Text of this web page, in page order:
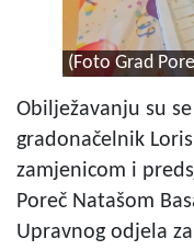
(Foto Grad
Obilježavanju su
gradonačelnik
zamjenicom i
Poreč Natašom
Upravnog odjela